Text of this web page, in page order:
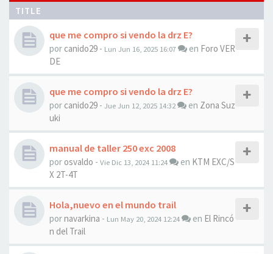
TITLE
que me compro si vendo la drz E?
por canido29 - Lun Jun 16, 2025 16:07 en Foro VER
DE
que me compro si vendo la drz E?
por canido29 - Jue Jun 12, 2025 14:32 en Zona Suz
uki
manual de taller 250 exc 2008
por osvaldo - Vie Dic 13, 2024 11:24 en KTM EXC/S
X 2T-4T
Hola,nuevo en el mundo trail
pornavarkina - Lun May 20, 2024 12:24 en El Rincó
n del Trail